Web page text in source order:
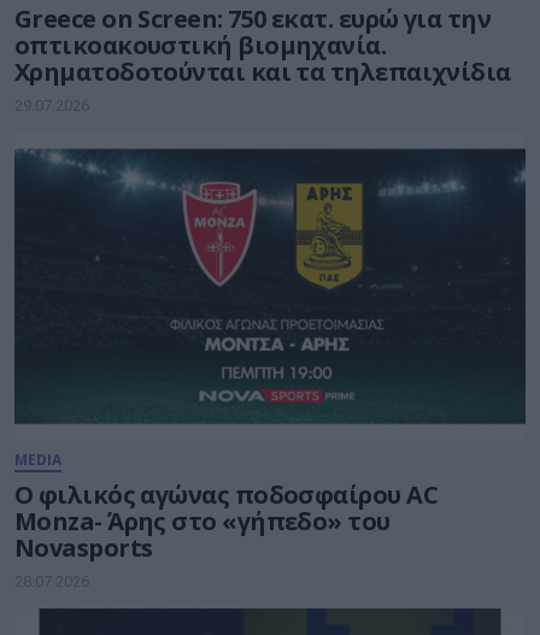
Greece on Screen: 750 εκατ. ευρώ για την
οπτικοακουστική βιομηχανία.
Χρηματοδοτούνται και τα τηλεπαιχνίδια
29.07.2026
MEDIA
Ο φιλικός αγώνας ποδοσφαίρου AC
Monza- Άρης στο «γήπεδο» του
Novasports
28.07.2026